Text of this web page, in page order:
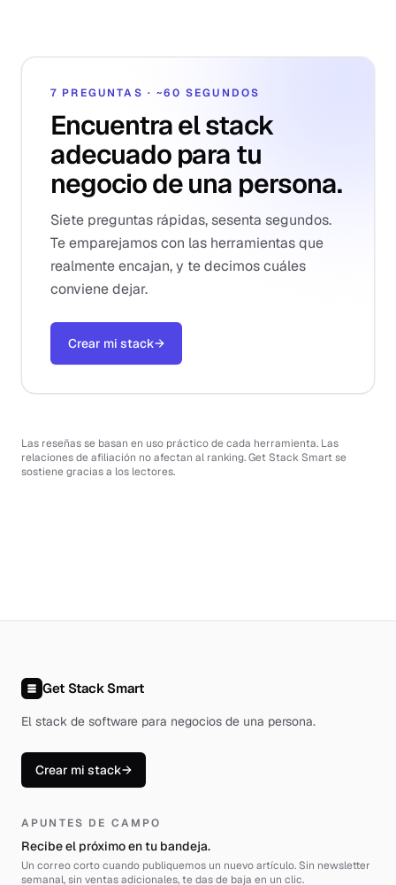
7 PREGUNTAS · ~60 SEGUNDOS
Encuentra el stack
adecuado para tu
negocio de una persona.
Siete preguntas rápidas, sesenta segundos.
Te emparejamos con las herramientas que
realmente encajan, y te decimos cuáles
conviene dejar.
Crear mi stack→
Las reseñas se basan en uso práctico de cada herramienta. Las
relaciones de afiliación no afectan al ranking. Get Stack Smart se
sostiene gracias a los lectores.
Get Stack Smart
El stack de software para negocios de una persona.
Crear mi stack→
APUNTES DE CAMPO
Recibe el próximo en tu bandeja.
Un correo corto cuando publiquemos un nuevo artículo. Sin newsletter
semanal, sin ventas adicionales, te das de baja en un clic.